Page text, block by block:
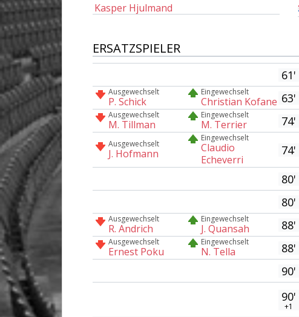
Kasper Hjulmand
ERSATZSPIELER
61'
Ausgewechselt
P. Schick
Eingewechselt
Christian Kofane 63'
Ausgewechselt
M. Tillman
Eingewechselt
M. Terrier 74'
Ausgewechselt
J. Hofmann
Eingewechselt
Claudio
Echeverri
74'
80'
80'
Ausgewechselt
R. Andrich
Eingewechselt
J. Quansah 88'
Ausgewechselt
Ernest Poku
Eingewechselt
N. Tella
88'
90'
90'
+1